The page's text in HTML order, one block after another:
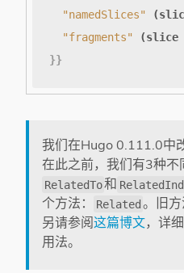
"namedSlices"
(
"fragments"
(slice
}}
我们在Hugo 0.111.0中
在此之前，我们有3种不
RelatedTo和
个方法：
Related 。旧方
另请参阅这篇博文，详
用法。